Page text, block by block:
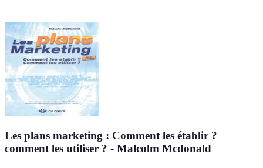
Les plans marketing : Comment les établir ?
comment les utiliser ? - Malcolm Mcdonald